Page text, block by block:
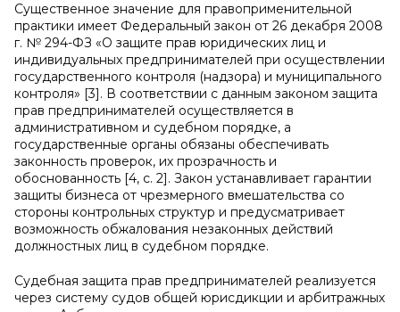
Существенное значение для правоприменительной
практики имеет Федеральный закон от 26 декабря 2008
г. № 294-ФЗ «О защите прав юридических лиц и
индивидуальных предпринимателей при осуществлении
государственного контроля (надзора) и муниципального
контроля» [3]. В соответствии с данным законом защита
прав предпринимателей осуществляется в
административном и судебном порядке, а
государственные органы обязаны обеспечивать
законность проверок, их прозрачность и
обоснованность [4, с. 2]. Закон устанавливает гарантии
защиты бизнеса от чрезмерного вмешательства со
стороны контрольных структур и предусматривает
возможность обжалования незаконных действий
должностных лиц в судебном порядке.
Судебная защита прав предпринимателей реализуется
через систему судов общей юрисдикции и арбитражных